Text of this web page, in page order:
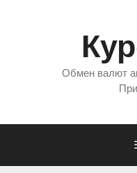
Обмен валют